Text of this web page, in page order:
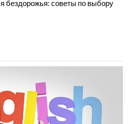
бездорожья: советы по выбору